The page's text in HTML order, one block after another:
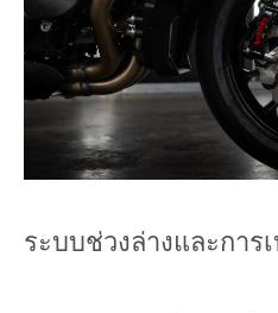
ระบบช่วงล่างและการ